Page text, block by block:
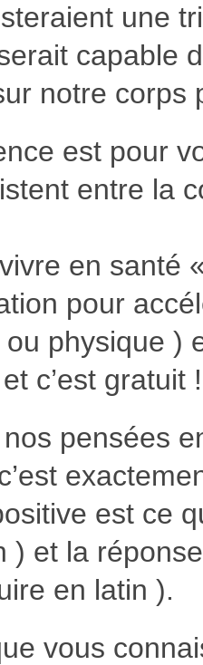
une
capable
notre corps
est pour
entre la
en santé
pour
physique )
c’est gratuit !
nos pensées
est ce
) et la
en latin ).
vous